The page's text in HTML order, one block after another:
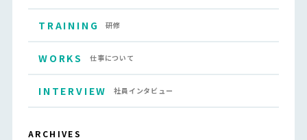
TRAINING 研修
WORKS 仕事について
INTERVIEW 社員インタビュー
ARCHIVES